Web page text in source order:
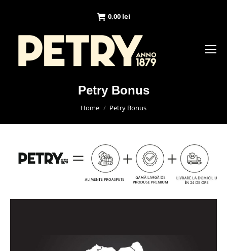
0,00 lei
Petry Bonus
You are here:
Home Petry Bonus